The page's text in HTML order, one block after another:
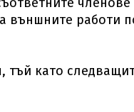
външните работи
тъй като